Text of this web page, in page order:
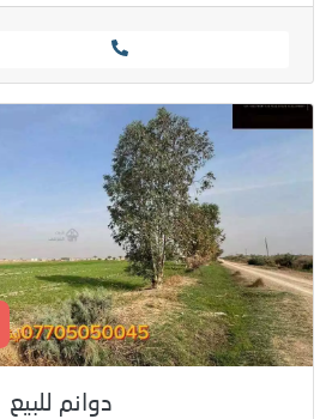
دوانم للبيع